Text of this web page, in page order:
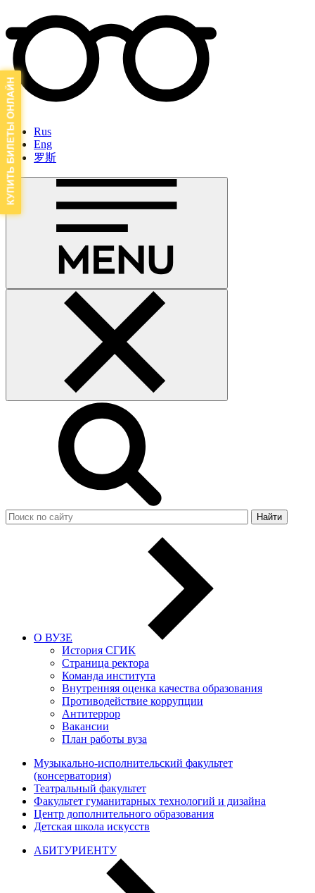
Rus
Eng
罗斯
Найти
О ВУЗЕ
История СГИК
Страница ректора
Команда института
Внутренняя оценка качества образования
Противодействие коррупции
Антитеррор
Вакансии
План работы вуза
Музыкально-исполнительский факультет
(консерватория)
Театральный факультет
Факультет гуманитарных технологий и дизайна
Центр дополнительного образования
Детская школа искусств
АБИТУРИЕНТУ